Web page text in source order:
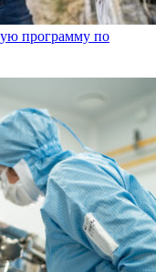
программу по